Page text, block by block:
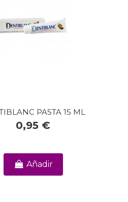
PASTA 15 ML
0,95 €
Añadir